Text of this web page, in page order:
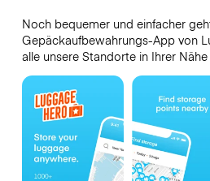
Noch bequemer und einfacher
Gepäckaufbewahrungs-App von
alle unsere Standorte in Ihrer